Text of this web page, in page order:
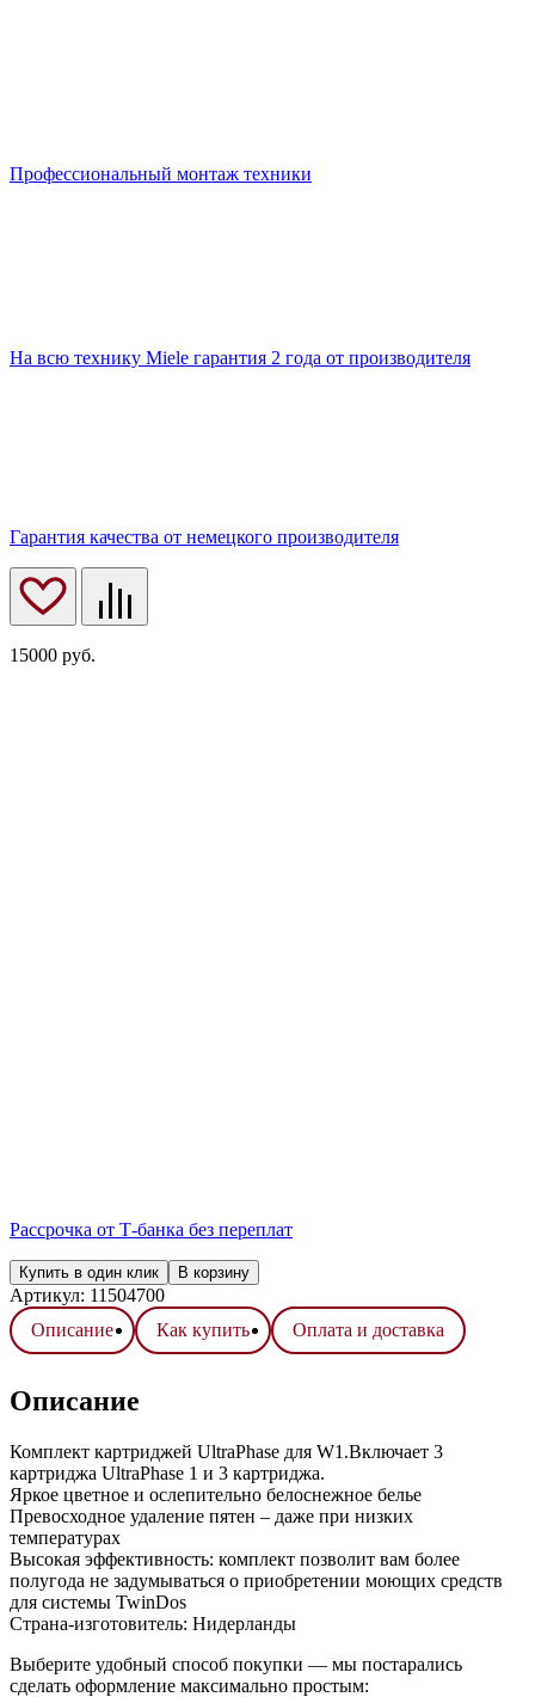
Профессиональный монтаж техники
На всю технику Miele гарантия 2 года от производителя
Гарантия качества от немецкого производителя
15000 руб.
Рассрочка от Т-банка без переплат
Купить в один клик В корзину
Артикул: 11504700
Описание
Как купить Оплата и доставка
Описание
Комплект картриджей UltraPhase для W1.Включает 3
картриджа UltraPhase 1 и 3 картриджа.
Яркое цветное и ослепительно белоснежное белье
Превосходное удаление пятен – даже при низких
температурах
Высокая эффективность: комплект позволит вам более
полугода не задумываться о приобретении моющих средств
для системы TwinDos
Страна-изготовитель: Нидерланды
Выберите удобный способ покупки — мы постарались
сделать оформление максимально простым: